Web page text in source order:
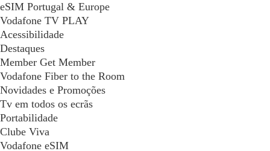
eSIM Portugal & Europe
Vodafone TV PLAY
Acessibilidade
Destaques
Member Get Member
Vodafone Fiber to the Room
Novidades e Promoções
Tv em todos os ecrãs
Portabilidade
Clube Viva
Vodafone eSIM